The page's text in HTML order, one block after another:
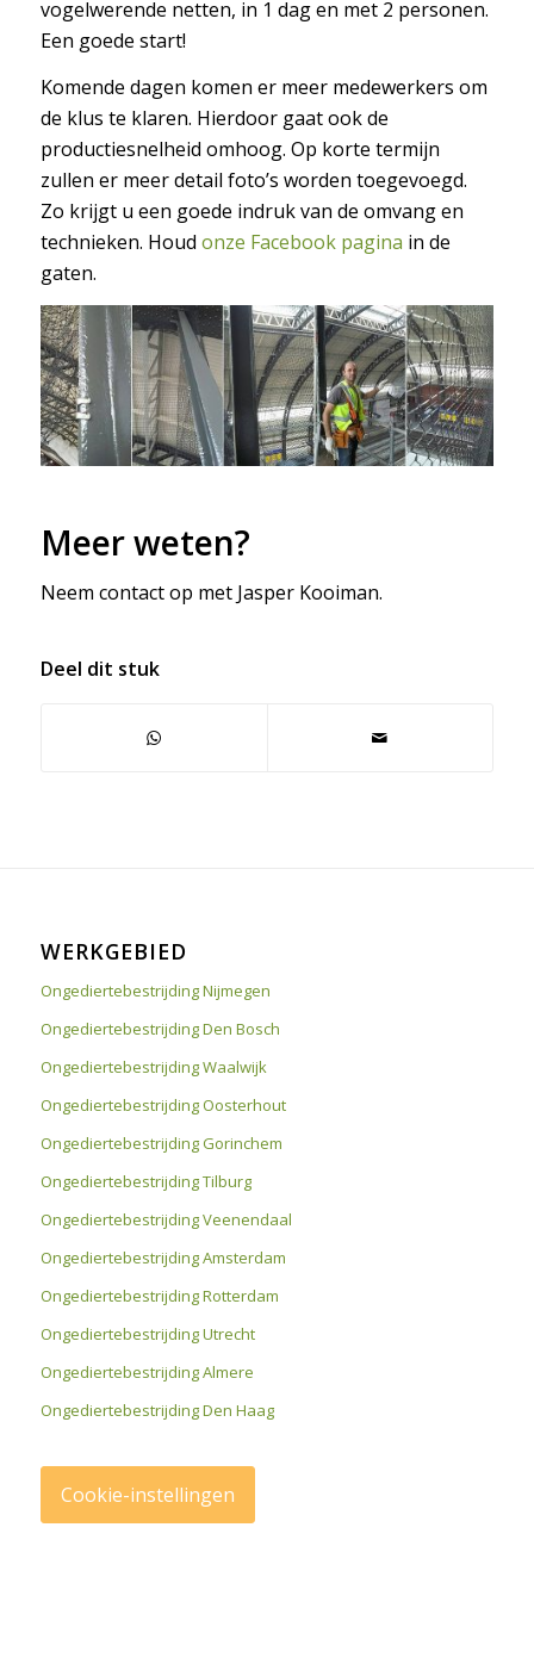
vogelwerende netten, in 1 dag en met 2 personen.
Een goede start!
Komende dagen komen er meer medewerkers om
de klus te klaren. Hierdoor gaat ook de
productiesnelheid omhoog. Op korte termijn
zullen er meer detail foto’s worden toegevoegd.
Zo krijgt u een goede indruk van de omvang en
technieken. Houd onze Facebook pagina in de
gaten.
Meer weten?
Neem contact op met Jasper Kooiman.
Deel dit stuk
WERKGEBIED
Ongediertebestrijding Nijmegen
Ongediertebestrijding Den Bosch
Ongediertebestrijding Waalwijk
Ongediertebestrijding Oosterhout
Ongediertebestrijding Gorinchem
Ongediertebestrijding Tilburg
Ongediertebestrijding Veenendaal
Ongediertebestrijding Amsterdam
Ongediertebestrijding Rotterdam
Ongediertebestrijding Utrecht
Ongediertebestrijding Almere
Ongediertebestrijding Den Haag
Cookie-instellingen